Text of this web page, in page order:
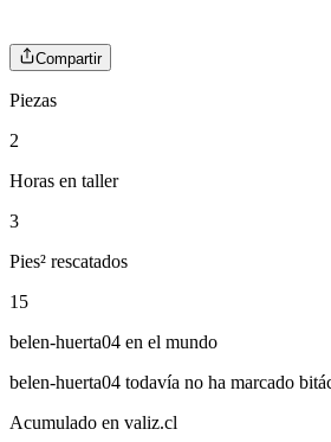
Compartir
Piezas
2
Horas en taller
3
Pies² rescatados
15
belen-huerta04 en el mundo
belen-huerta04 todavía no ha marcado
Acumulado en valiz.cl